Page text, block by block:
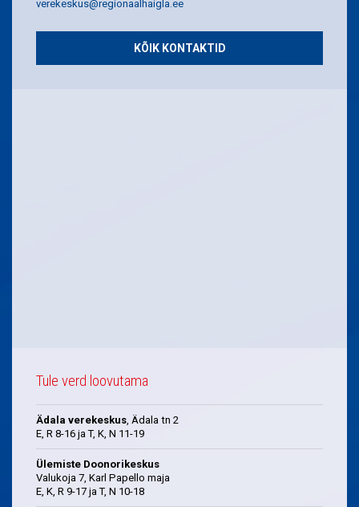
verekeskus@regionaalhaigla.ee
KÕIK KONTAKTID
Tule verd loovutama
Ädala verekeskus, Ädala tn 2
E, R 8-16 ja T, K, N 11-19
Ülemiste Doonorikeskus
Valukoja 7, Karl Papello maja
E, K, R 9-17 ja T, N 10-18